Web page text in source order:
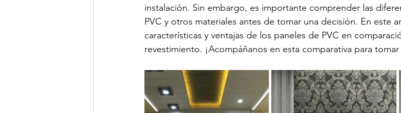
instalación. Sin embargo, es importante comprender las
PVC y otros materiales antes de tomar una decisión. En este
características y ventajas de los paneles de PVC en
revestimiento. ¡Acompáñanos en esta comparativa para